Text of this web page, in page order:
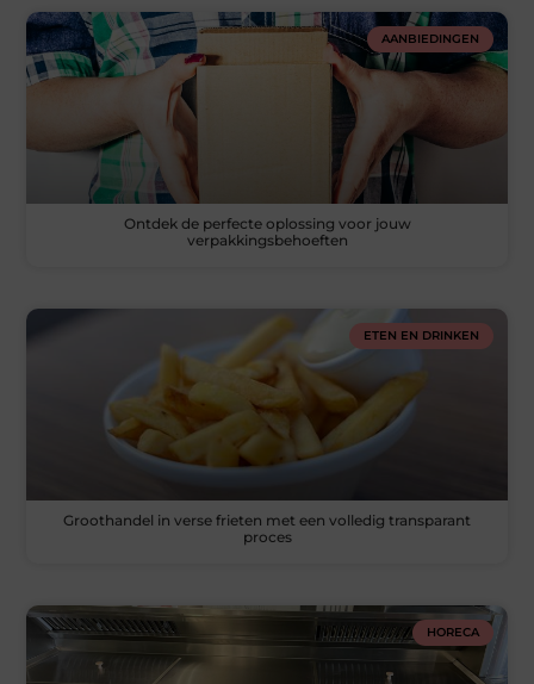
AANBIEDINGEN
Ontdek de perfecte oplossing voor jouw
verpakkingsbehoeften
ETEN EN DRINKEN
Groothandel in verse frieten met een volledig transparant
proces
HORECA